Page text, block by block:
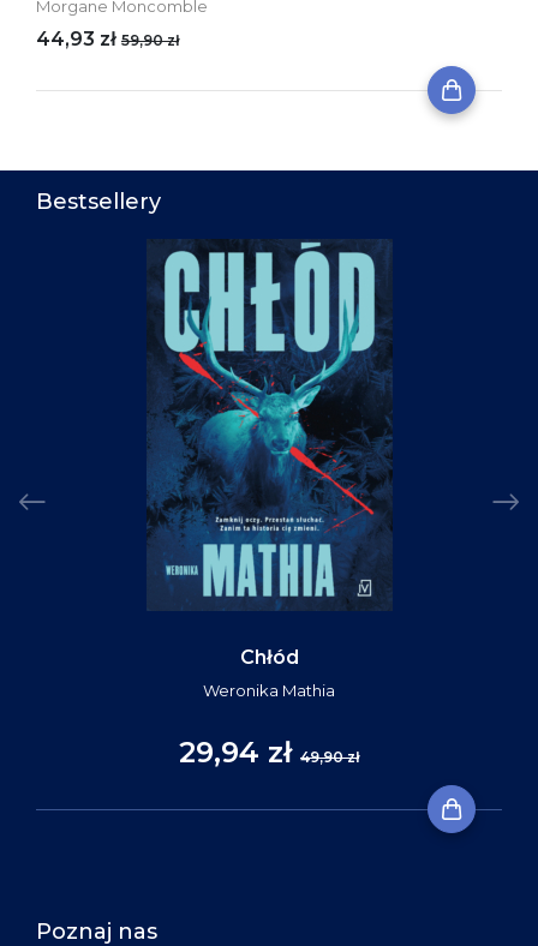
Morgane Moncomble
44,93 zł 59,90 zł
Bestsellery
Chłód
Weronika Mathia
29,94 zł 49,90 zł
Poznaj nas